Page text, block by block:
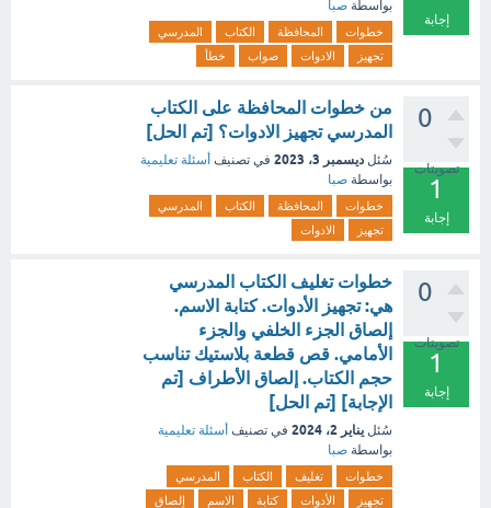
إجابة
بواسطة صبا
خطوات المحافظة الكتاب
المدرسي
تجهيز
الادوات صواب خطأ
0
تصويتات
1
إجابة
من خطوات المحافظة على الكتاب
المدرسي تجهيز الادوات؟ [تم الحل]
سُئل ديسمبر 3، 2023 في تصنيف أسئلة تعليمية
بواسطة صبا
خطوات المحافظة الكتاب
المدرسي
تجهيز
الادوات
0
تصويتات
1
إجابة
خطوات تغليف الكتاب المدرسي
هي: تجهيز الأدوات. كتابة الاسم.
إلصاق الجزء الخلفي والجزء
الأمامي. قص قطعة بلاستيك تناسب
حجم الكتاب. إلصاق الأطراف [تم
الإجابة] [تم الحل]
سُئل يناير 2، 2024 في تصنيف أسئلة تعليمية
بواسطة صبا
خطوات تغليف الكتاب
المدرسي
تجهيز
الأدوات كتابة الاسم
إلصاق